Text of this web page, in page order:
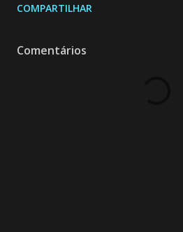
COMPARTILHAR
Comentários